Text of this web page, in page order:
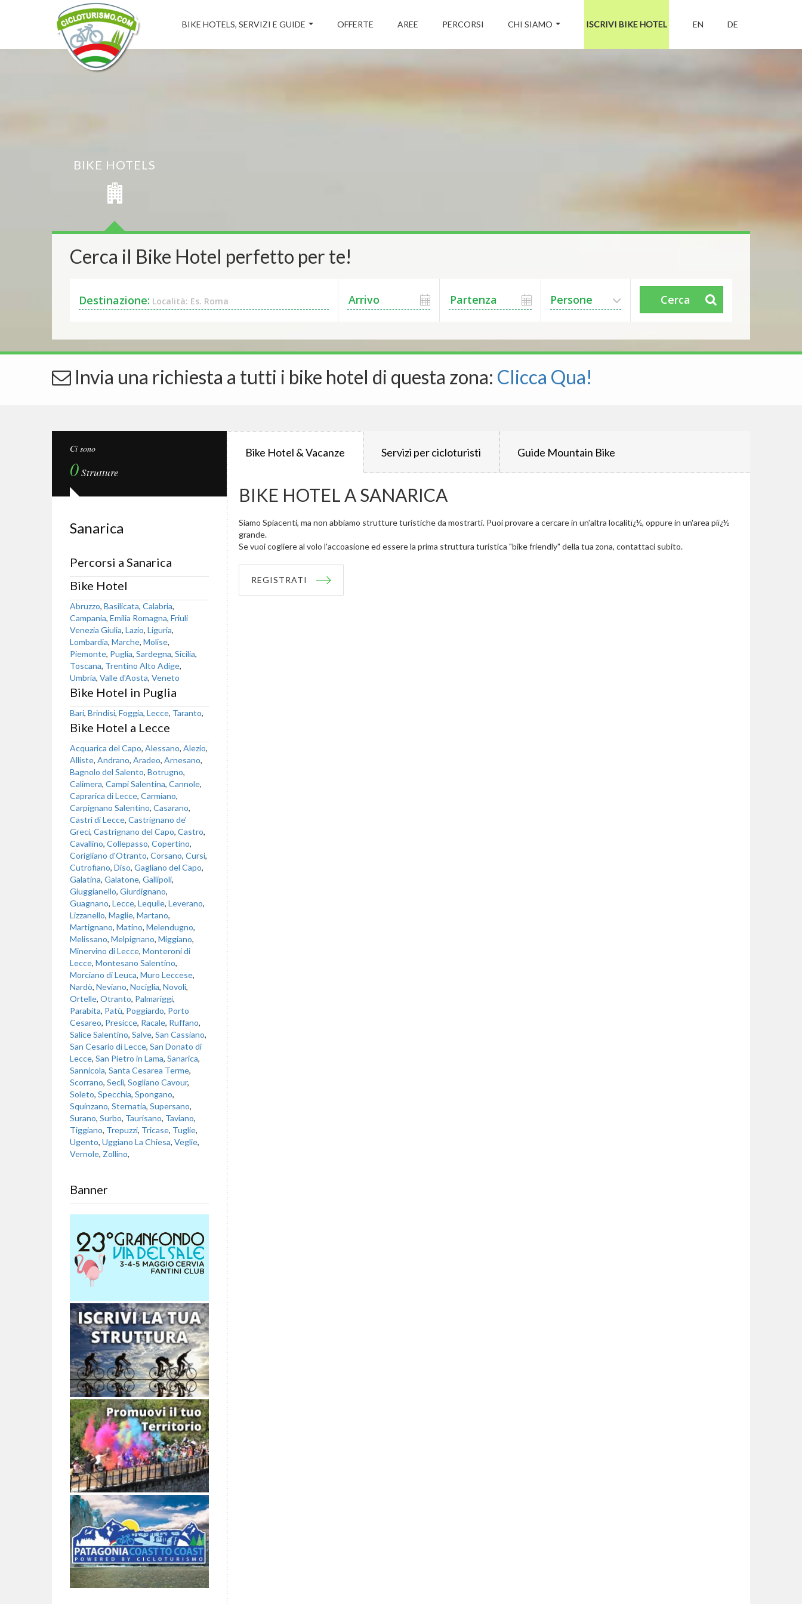
BIKE HOTELS, SERVIZI E GUIDE OFFERTE AREE PERCORSI CHI SIAMO ISCRIVI BIKE HOTEL EN DE
BIKE HOTELS
Cerca il Bike Hotel perfetto per te!
Destinazione: Località: Es. Roma Persone Cerca
Invia una richiesta a tutti i bike hotel di questa zona: Clicca Qua!
Bike Hotel & Vacanze Servizi per cicloturisti Guide Mountain Bike
BIKE HOTEL A SANARICA
Siamo Spiacenti, ma non abbiamo strutture turistiche da mostrarti. Puoi provare a cercare in un'altra localitï¿½, oppure in un'area piï¿½
grande.
Se vuoi cogliere al volo l'accoasione ed essere la prima struttura turistica "bike friendly" della tua zona, contattaci subito.
REGISTRATI
Ci sono
0Strutture
Sanarica
Percorsi a Sanarica
Bike Hotel
Abruzzo, Basilicata, Calabria,
Campania, Emilia Romagna, Friuli
Venezia Giulia, Lazio, Liguria,
Lombardia, Marche, Molise,
Piemonte, Puglia, Sardegna, Sicilia,
Toscana, Trentino Alto Adige,
Umbria, Valle d'Aosta, Veneto
Bike Hotel in Puglia
Bari, Brindisi, Foggia, Lecce, Taranto,
Bike Hotel a Lecce
Acquarica del Capo, Alessano, Alezio,
Alliste, Andrano, Aradeo, Arnesano,
Bagnolo del Salento, Botrugno,
Calimera, Campi Salentina, Cannole,
Caprarica di Lecce, Carmiano,
Carpignano Salentino, Casarano,
Castri di Lecce, Castrignano de'
Greci, Castrignano del Capo, Castro,
Cavallino, Collepasso, Copertino,
Corigliano d'Otranto, Corsano, Cursi,
Cutrofiano, Diso, Gagliano del Capo,
Galatina, Galatone, Gallipoli,
Giuggianello, Giurdignano,
Guagnano, Lecce, Lequile, Leverano,
Lizzanello, Maglie, Martano,
Martignano, Matino, Melendugno,
Melissano, Melpignano, Miggiano,
Minervino di Lecce, Monteroni di
Lecce, Montesano Salentino,
Morciano di Leuca, Muro Leccese,
Nardò, Neviano, Nociglia, Novoli,
Ortelle, Otranto, Palmariggi,
Parabita, Patù, Poggiardo, Porto
Cesareo, Presicce, Racale, Ruffano,
Salice Salentino, Salve, San Cassiano,
San Cesario di Lecce, San Donato di
Lecce, San Pietro in Lama, Sanarica,
Sannicola, Santa Cesarea Terme,
Scorrano, Seclì, Sogliano Cavour,
Soleto, Specchia, Spongano,
Squinzano, Sternatia, Supersano,
Surano, Surbo, Taurisano, Taviano,
Tiggiano, Trepuzzi, Tricase, Tuglie,
Ugento, Uggiano La Chiesa, Veglie,
Vernole, Zollino,
Banner